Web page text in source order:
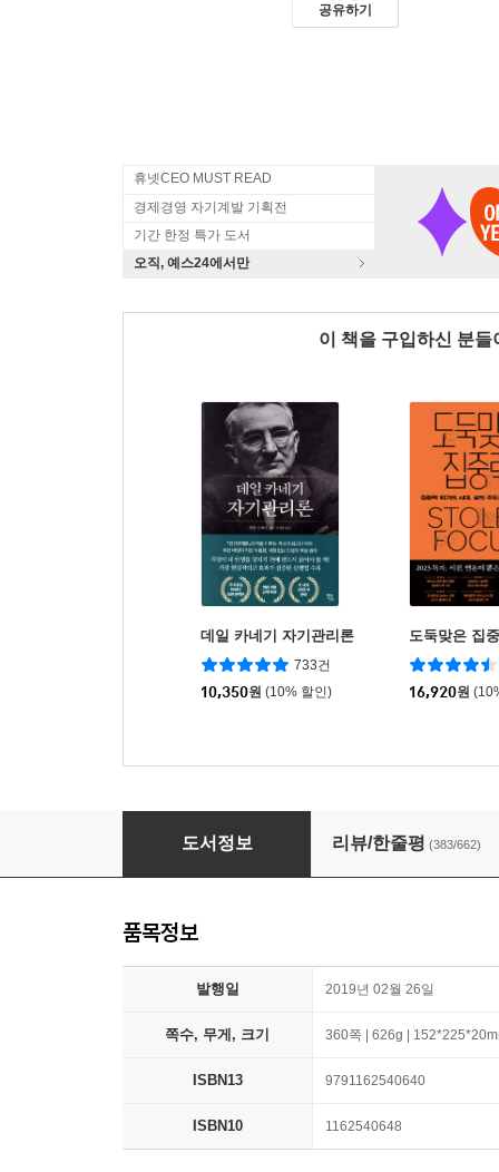
공유하기
휴넷CEO MUST READ
경제경영 자기계발 기획전
기간 한정 특가 도서
오직, 예스24에서만
이 책을 구입하신 분
데일 카네기 자기관리론
733건
10,350원 (10% 할인)
도둑맞은 집
16,920원
아주 작은 습관의 힘 (50만 부 기념 스페셜 에디
도서정보 리뷰/한줄평 (383/662)
품목정보
발행일 2019년 02월 26일
쪽수, 무게, 크기 360쪽 | 626g |
ISBN13 9791162540640
ISBN10 1162540648